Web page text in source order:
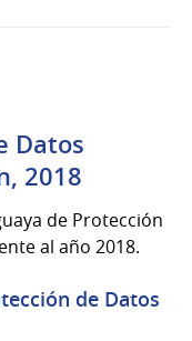
Datos
2018
de Protección
al año 2018.
de Datos